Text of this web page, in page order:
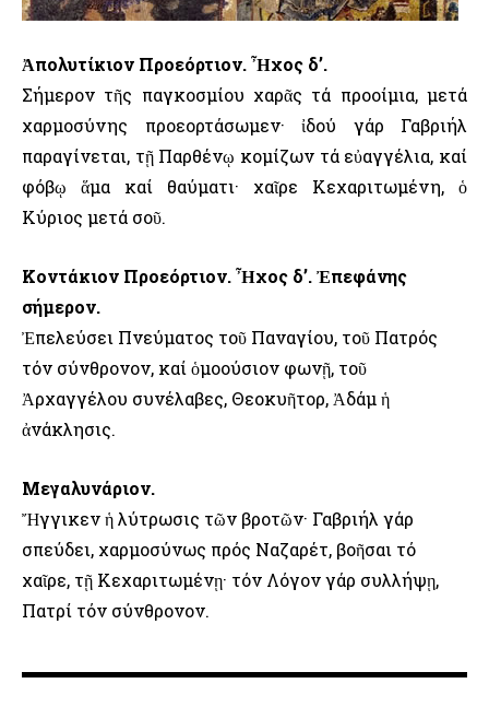
Ἀπολυτίκιον Προεόρτιον. Ἦχος δ’.
Σήμερον τῆς παγκοσμίου χαρᾶς τά προοίμια, μετά
χαρμοσύνης προεορτάσωμεν· ἰδού γάρ Γαβριήλ
παραγίνεται, τῇ Παρθένῳ κομίζων τά εὐαγγέλια, καί
φόβῳ ἅμα καί θαύματι· χαῖρε Κεχαριτωμένη, ὁ
Κύριος μετά σοῦ.
Κοντάκιον Προεόρτιον. Ἦχος δ’. Ἐπεφάνης
σήμερον.
Ἐπελεύσει Πνεύματος τοῦ Παναγίου, τοῦ Πατρός
τόν σύνθρονον, καί ὁμοούσιον φωνῇ, τοῦ
Ἀρχαγγέλου συνέλαβες, Θεοκυῆτορ, Ἀδάμ ἡ
ἀνάκλησις.
Μεγαλυνάριον.
Ἤγγικεν ἡ λύτρωσις τῶν βροτῶν· Γαβριήλ γάρ
σπεύδει, χαρμοσύνως πρός Ναζαρέτ, βοῆσαι τό
χαῖρε, τῇ Κεχαριτωμένῃ· τόν Λόγον γάρ συλλήψῃ,
Πατρί τόν σύνθρονον.